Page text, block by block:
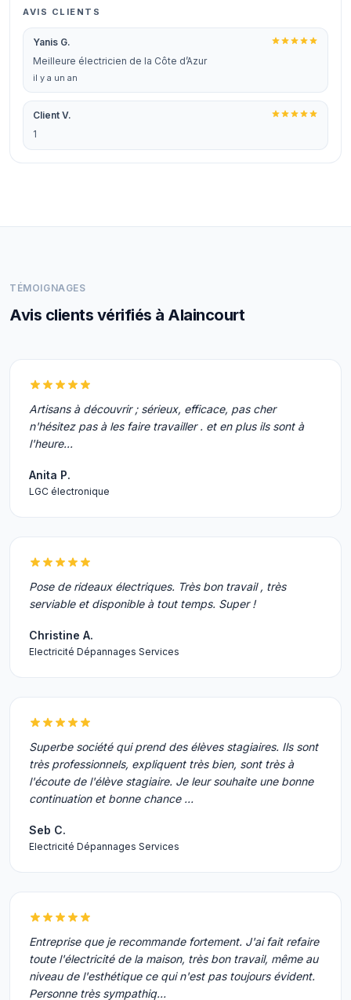
AVIS CLIENTS
Yanis G.
Meilleure électricien de la Côte d’Azur
il y a un an
Client V.
1
TÉMOIGNAGES
Avis clients vérifiés à Alaincourt
Artisans à découvrir ; sérieux, efficace, pas cher
n'hésitez pas à les faire travailler . et en plus ils sont à
l'heure...
Anita P.
LGC électronique
Pose de rideaux électriques. Très bon travail , très
serviable et disponible à tout temps. Super !
Christine A.
Electricité Dépannages Services
Superbe société qui prend des élèves stagiaires. Ils sont
très professionnels, expliquent très bien, sont très à
l'écoute de l'élève stagiaire. Je leur souhaite une bonne
continuation et bonne chance …
Seb C.
Electricité Dépannages Services
Entreprise que je recommande fortement. J'ai fait refaire
toute l'électricité de la maison, très bon travail, même au
niveau de l'esthétique ce qui n'est pas toujours évident.
Personne très sympathiq…